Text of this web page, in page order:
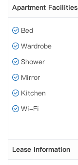
Apartment Facilities
Bed
Wardrobe
Shower
Mirror
Kitchen
Wi-Fi
Lease Information